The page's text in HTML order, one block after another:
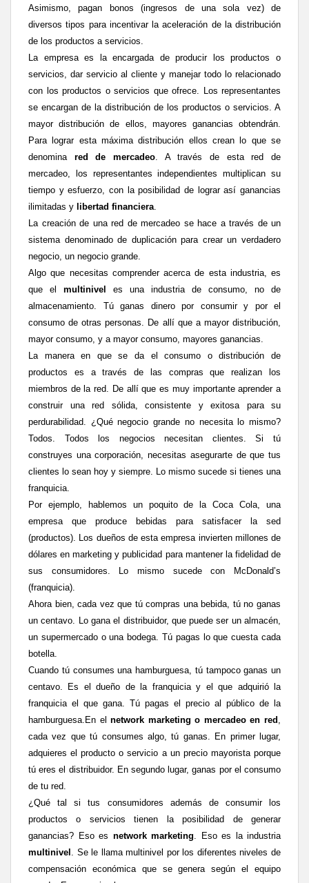
Asimismo, pagan bonos (ingresos de una sola vez) de
diversos tipos para incentivar la aceleración de la distribución
de los productos a servicios.
La empresa es la encargada de producir los productos o
servicios, dar servicio al cliente y manejar todo lo relacionado
con los productos o servicios que ofrece. Los representantes
se encargan de la distribución de los productos o servicios. A
mayor distribución de ellos, mayores ganancias obtendrán.
Para lograr esta máxima distribución ellos crean lo que se
denomina red de mercadeo. A través de esta red de
mercadeo, los representantes independientes multiplican su
tiempo y esfuerzo, con la posibilidad de lograr así ganancias
ilimitadas y libertad financiera.
La creación de una red de mercadeo se hace a través de un
sistema denominado de duplicación para crear un verdadero
negocio, un negocio grande.
Algo que necesitas comprender acerca de esta industria, es
que el multinivel
es una industria de consumo, no de
almacenamiento. Tú ganas dinero por consumir y por el
consumo de otras personas. De allí que a mayor distribución,
mayor consumo, y a mayor consumo, mayores ganancias.
La manera en que se da el consumo o distribución de
productos es a través de las compras que realizan los
miembros de la red. De allí que es muy importante aprender a
construir una red sólida, consistente y exitosa para su
perdurabilidad. ¿Qué negocio grande no necesita lo mismo?
Todos. Todos los negocios necesitan clientes. Si tú
construyes una corporación, necesitas asegurarte de que tus
clientes lo sean hoy y siempre. Lo mismo sucede si tienes una
franquicia.
Por ejemplo, hablemos un poquito de la Coca Cola, una
empresa que produce bebidas para satisfacer la sed
(productos). Los dueños de esta empresa invierten millones de
dólares en marketing y publicidad para mantener la fidelidad de
sus consumidores. Lo mismo sucede con McDonald’s
(franquicia).
Ahora bien, cada vez que tú compras una bebida, tú no ganas
un centavo. Lo gana el distribuidor, que puede ser un almacén,
un supermercado o una bodega. Tú pagas lo que cuesta cada
botella.
Cuando tú consumes una hamburguesa, tú tampoco ganas un
centavo. Es el dueño de la franquicia y el que adquirió la
franquicia el que gana. Tú pagas el precio al público de la
hamburguesa. En elnetwork marketing o mercadeo en red ,
cada vez que tú consumes algo, tú ganas. En primer lugar,
adquieres el producto o servicio a un precio mayorista porque
tú eres el distribuidor. En segundo lugar, ganas por el consumo
de tu red.
¿Qué tal si tus consumidores además de consumir los
productos o servicios tienen la posibilidad de generar
ganancias? Eso es network marketing. Eso es la industria
multinivel . Se le llama multinivel por los diferentes niveles de
compensación económica que se genera según el equipo